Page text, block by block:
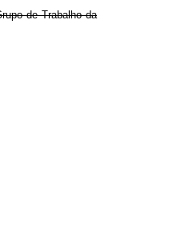
de Trabalho da